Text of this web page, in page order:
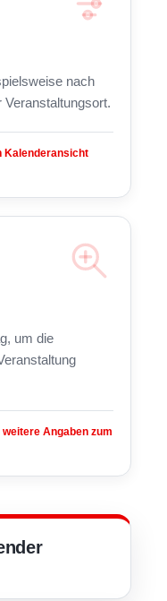
nach
Veranstaltungsort.
Kalenderansicht
um die
Angaben zum